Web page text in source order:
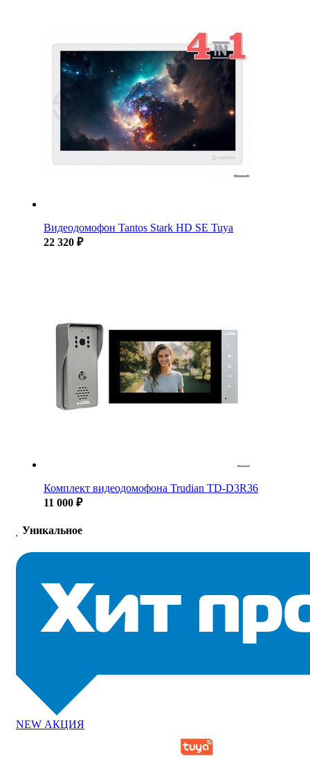
Видеодомофон Tantos Stark HD SE Tuya
22 320 ₽
Комплект видеодомофона Trudian TD-D3R36
11 000 ₽
Уникальное
NEW АКЦИЯ